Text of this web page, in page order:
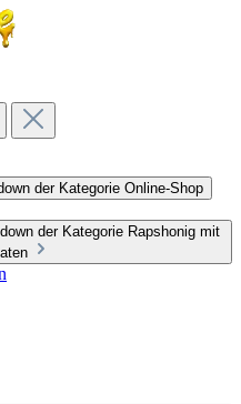
der Kategorie Online-Shop
der Kategorie Rapshonig mit